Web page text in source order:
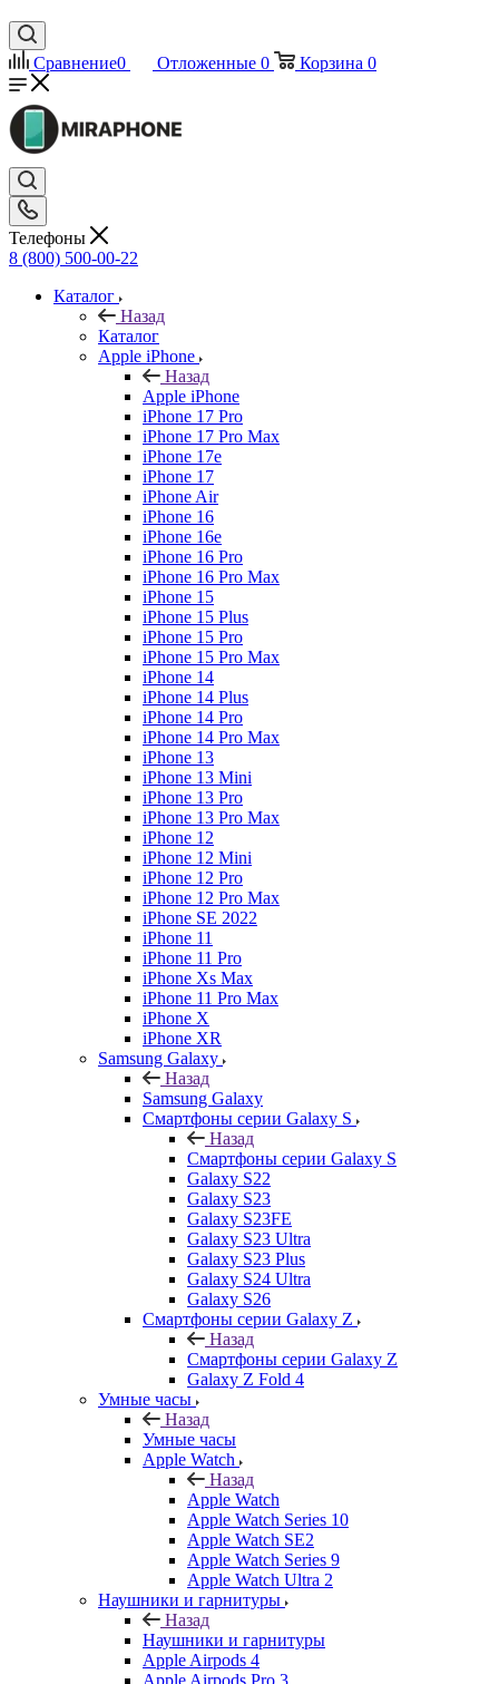
Сравнение0 Отложенные 0 Корзина 0
Телефоны
8 (800) 500-00-22
Каталог
Назад
Каталог
Apple iPhone
Назад
Apple iPhone
iPhone 17 Pro
iPhone 17 Pro Max
iPhone 17e
iPhone 17
iPhone Air
iPhone 16
iPhone 16e
iPhone 16 Pro
iPhone 16 Pro Max
iPhone 15
iPhone 15 Plus
iPhone 15 Pro
iPhone 15 Pro Max
iPhone 14
iPhone 14 Plus
iPhone 14 Pro
iPhone 14 Pro Max
iPhone 13
iPhone 13 Mini
iPhone 13 Pro
iPhone 13 Pro Max
iPhone 12
iPhone 12 Mini
iPhone 12 Pro
iPhone 12 Pro Max
iPhone SE 2022
iPhone 11
iPhone 11 Pro
iPhone Xs Max
iPhone 11 Pro Max
iPhone X
iPhone XR
Samsung Galaxy
Назад
Samsung Galaxy
Смартфоны серии Galaxy S
Назад
Смартфоны серии Galaxy S
Galaxy S22
Galaxy S23
Galaxy S23FE
Galaxy S23 Ultra
Galaxy S23 Plus
Galaxy S24 Ultra
Galaxy S26
Смартфоны серии Galaxy Z
Назад
Смартфоны серии Galaxy Z
Galaxy Z Fold 4
Умные часы
Назад
Умные часы
Apple Watch
Назад
Apple Watch
Apple Watch Series 10
Apple Watch SE2
Apple Watch Series 9
Apple Watch Ultra 2
Наушники и гарнитуры
Назад
Наушники и гарнитуры
Apple Airpods 4
Apple Airpods Pro 3